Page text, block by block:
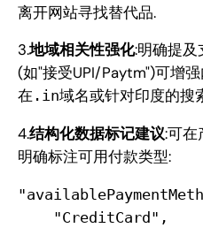
离开网站寻找替代品.
3.地域相关性强化:明确提
(如"接受UPI/Paytm")可增
在 .in域名或针对印度的搜
4.结构化数据标记建议:可在
明确标注可用付款类型:
    "CreditCard",